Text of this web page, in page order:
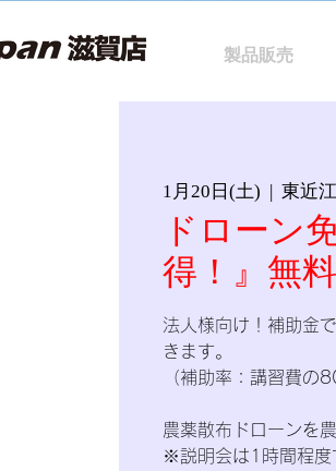
製品販売
1月20日(土)
  |
東近
ドローン
得！』無
法人様向け！補助金
きます。
（補助率：講習費の
農薬散布ドローンを
※説明会は1時間程